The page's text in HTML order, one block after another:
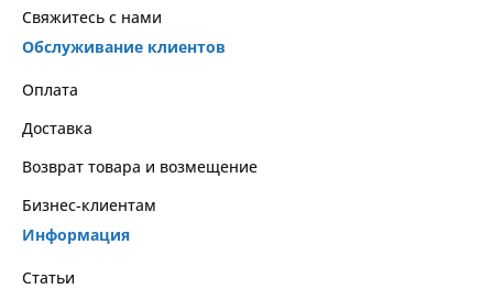
Свяжитесь с нами
Обслуживание клиентов
Оплата
Доставка
Возврат товара и возмещение
Бизнес-клиентам
Информация
Статьи